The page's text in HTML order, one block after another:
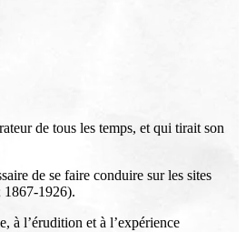
de tous les temps, et qui tirait son
de se faire conduire sur les sites
1867-1926).
à l’érudition et à l’expérience